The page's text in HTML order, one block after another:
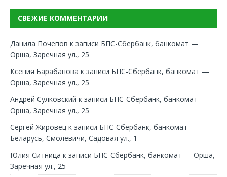
СВЕЖИЕ КОММЕНТАРИИ
Данила Почепов к записи БПС-Сбербанк, банкомат —
Орша, Заречная ул., 25
Ксения Барабанова к записи БПС-Сбербанк, банкомат —
Орша, Заречная ул., 25
Андрей Сулковский к записи БПС-Сбербанк, банкомат —
Орша, Заречная ул., 25
Сергей Жировец к записи БПС-Сбербанк, банкомат —
Беларусь, Смолевичи, Садовая ул., 1
Юлия Ситница к записи БПС-Сбербанк, банкомат — Орша,
Заречная ул., 25